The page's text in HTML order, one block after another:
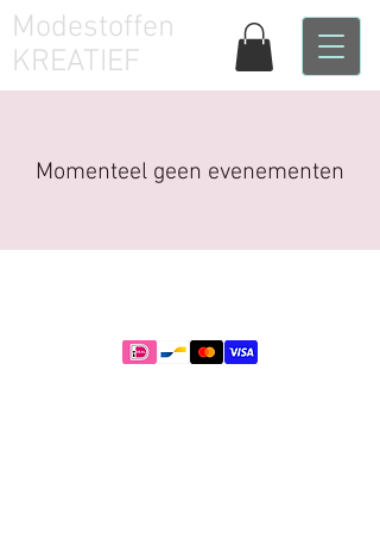
Modestoffen
KREATIEF
Momenteel geen evenementen